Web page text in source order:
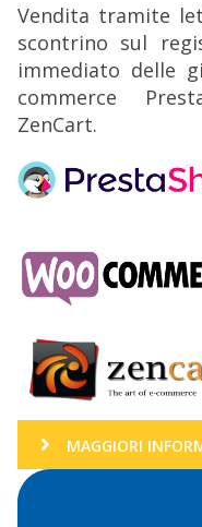
Vendita tramite
scontrino sul
immediato delle
commerce
ZenCart.
MAGGIORI